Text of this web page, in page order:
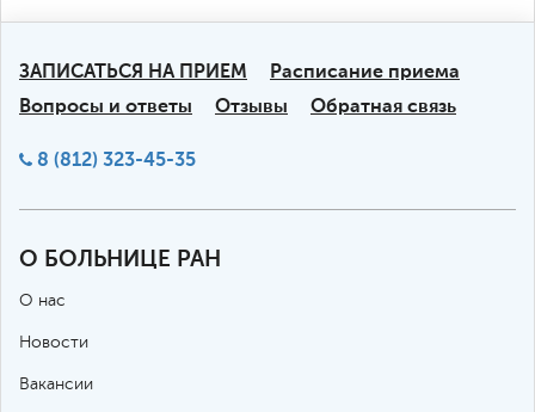
ЗАПИСАТЬСЯ НА ПРИЕМ
Расписание приема
Вопросы и ответы
Отзывы Обратная связь
8 (812) 323-45-35
О БОЛЬНИЦЕ РАН
О нас
Новости
Вакансии